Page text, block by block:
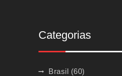
Categorias
Brasil (60)